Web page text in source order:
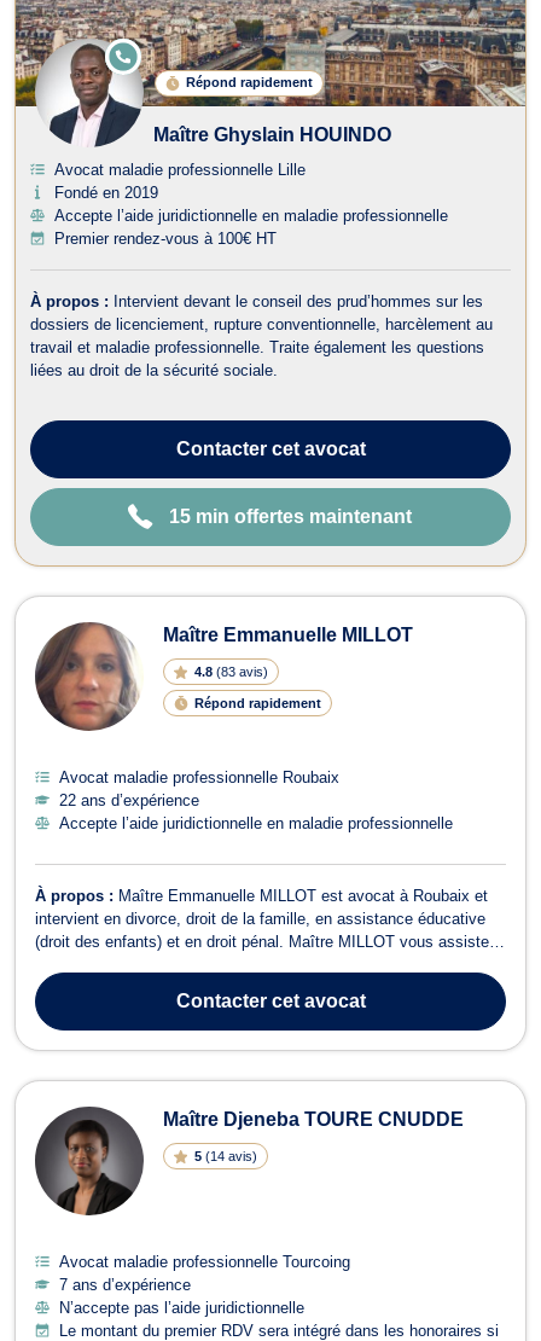
Répond rapidement
E
N
G
E
Maître Ghyslain HOUINDO
Avocat maladie professionnelle Lille
Fondé en 2019
Accepte l’aide juridictionnelle en maladie professionnelle
Premier rendez-vous à 100€ HT
À propos : Intervient devant le conseil des prud’hommes sur les
dossiers de licenciement, rupture conventionnelle, harcèlement au
travail et maladie professionnelle. Traite également les questions
liées au droit de la sécurité sociale.
Contactercet avocat
15 min offertes maintenant
Maître Emmanuelle MILLOT
4.8 (83 avis)
Répond rapidement
Avocat maladie professionnelle Roubaix
22 ans d’expérience
Accepte l’aide juridictionnelle en maladie professionnelle
À propos : Maître Emmanuelle MILLOT est avocat à Roubaix et
intervient en divorce, droit de la famille, en assistance éducative
(droit des enfants) et en droit pénal. Maître MILLOT vous assiste
contentieux, devant le juge aux affaires familiales mais également
devant le...
Contactercet avocat
Maître Djeneba TOURE CNUDDE
5 (14 avis)
Avocat maladie professionnelle Tourcoing
7 ans d’expérience
N’accepte pas l’aide juridictionnelle
Le montant du premier RDV sera intégré dans les honoraires si